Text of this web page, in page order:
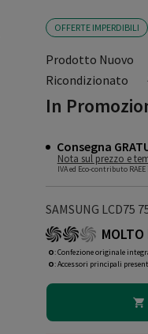
OFFERTE IMPERDIBILI
Prodotto Nuovo
Ricondizionato
In
Consegna
Nota sul prezzo e
IVA ed Eco-contributo
SAMSUNG LCD75
O: Confezione originale
O: Accessori principali